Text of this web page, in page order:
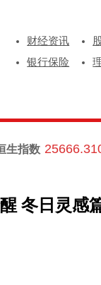
财经资讯
银行保险
生指数
冬日灵感